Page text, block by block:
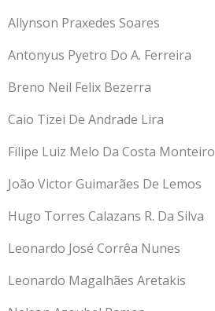
Allynson Praxedes Soares
Antonyus Pyetro Do A. Ferreira
Breno Neil Felix Bezerra
Caio Tizei De Andrade Lira
Filipe Luiz Melo Da Costa Monteiro
João Victor Guimarães De Lemos
Hugo Torres Calazans R. Da Silva
Leonardo José Corrêa Nunes
Leonardo Magalhães Aretakis